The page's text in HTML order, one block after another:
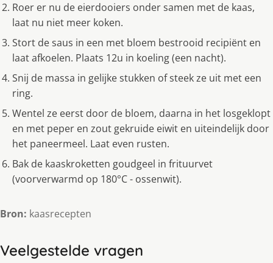
Roer er nu de eierdooiers onder samen met de kaas,
laat nu niet meer koken.
Stort de saus in een met bloem bestrooid recipiënt en
laat afkoelen. Plaats 12u in koeling (een nacht).
Snij de massa in gelijke stukken of steek ze uit met een
ring.
Wentel ze eerst door de bloem, daarna in het losgeklopt
en met peper en zout gekruide eiwit en uiteindelijk door
het paneermeel. Laat even rusten.
Bak de kaaskroketten goudgeel in frituurvet
(voorverwarmd op 180°C - ossenwit).
Bron: kaasrecepten
Veelgestelde vragen